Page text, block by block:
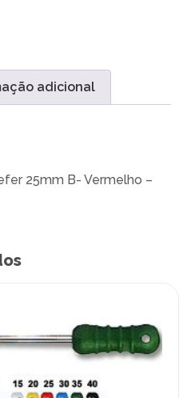
adicional
25mm B- Vermelho –